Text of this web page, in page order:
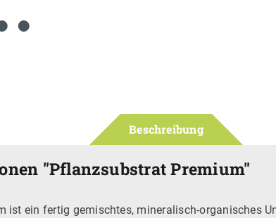
Beschreibung
"Pflanzsubstrat Premium"
ist ein fertig gemischtes, mineralisch-organisches